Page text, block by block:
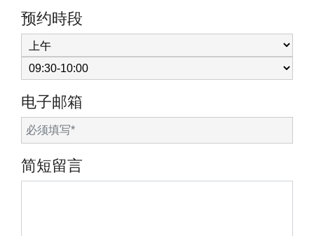
预约時段
电子邮箱
简短留言